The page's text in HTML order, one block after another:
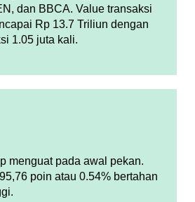
dan BBCA. Value transaksi
Rp 13.7 Triliun dengan
1.05 juta kali.
menguat pada awal pekan.
poin atau 0.54% bertahan